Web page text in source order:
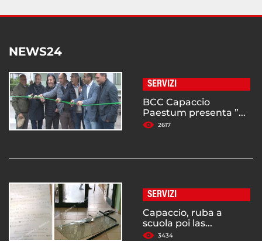
NEWS24
SERVIZI
BCC Capaccio
Paestum presenta ”...
2617
SERVIZI
Capaccio, ruba a
scuola poi las...
3434